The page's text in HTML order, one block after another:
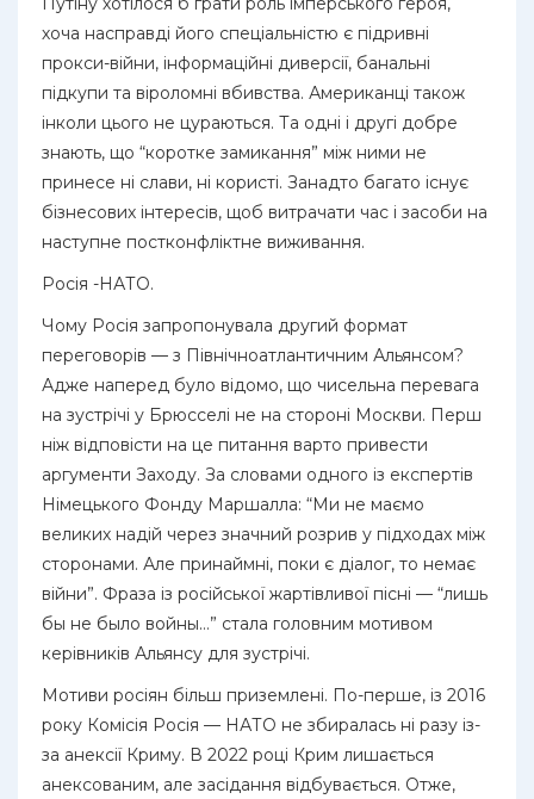
хоча насправді його спеціальністю є підривні
прокси-війни, інформаційні диверсії, банальні
підкупи та віроломні вбивства. Американці також
інколи цього не цураються. Та одні і другі добре
знають, що “коротке замикання” між ними не
принесе ні слави, ні користі. Занадто багато існує
бізнесових інтересів, щоб витрачати час і засоби на
наступне постконфліктне виживання.
Росія -НАТО.
Чому Росія запропонувала другий формат
переговорів — з Північноатлантичним Альянсом?
Адже наперед було відомо, що чисельна перевага
на зустрічі у Брюсселі не на стороні Москви. Перш
ніж відповісти на це питання варто привести
аргументи Заходу. За словами одного із експертів
Німецького Фонду Маршалла: “Ми не маємо
великих надій через значний розрив у підходах між
сторонами. Але принаймні, поки є діалог, то немає
війни”. Фраза із російської жартівливої пісні — “лишь
бы не было войны…” стала головним мотивом
керівників Альянсу для зустрічі.
Мотиви росіян більш приземлені. По-перше, із 2016
року Комісія Росія — НАТО не збиралась ні разу із-
за анексії Криму. В 2022 році Крим лишається
анексованим, але засідання відбувається. Отже,